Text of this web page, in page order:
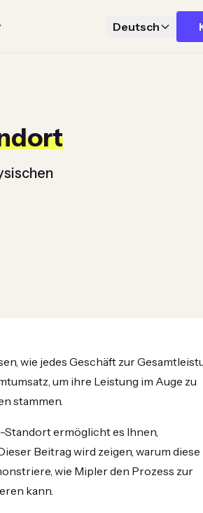
Deutsch
wie jedes Geschäft zur
um ihre Leistung im Auge zu
stammen.
ermöglicht es Ihnen,
Beitrag wird zeigen, warum diese
wie Mipler den Prozess zur
kann.